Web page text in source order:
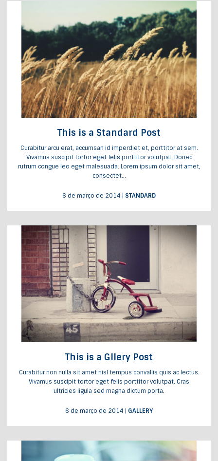
This is a Standard Post
Curabitur arcu erat, accumsan id imperdiet et, porttitor at sem.
Vivamus suscipit tortor eget felis porttitor volutpat. Donec
rutrum congue leo eget malesuada. Lorem ipsum dolor sit amet,
consectet...
6 de março de 2014 | STANDARD
This is a Gllery Post
Curabitur non nulla sit amet nisl tempus convallis quis ac lectus.
Vivamus suscipit tortor eget felis porttitor volutpat. Cras
ultricies ligula sed magna dictum porta.
6 de março de 2014 | GALLERY